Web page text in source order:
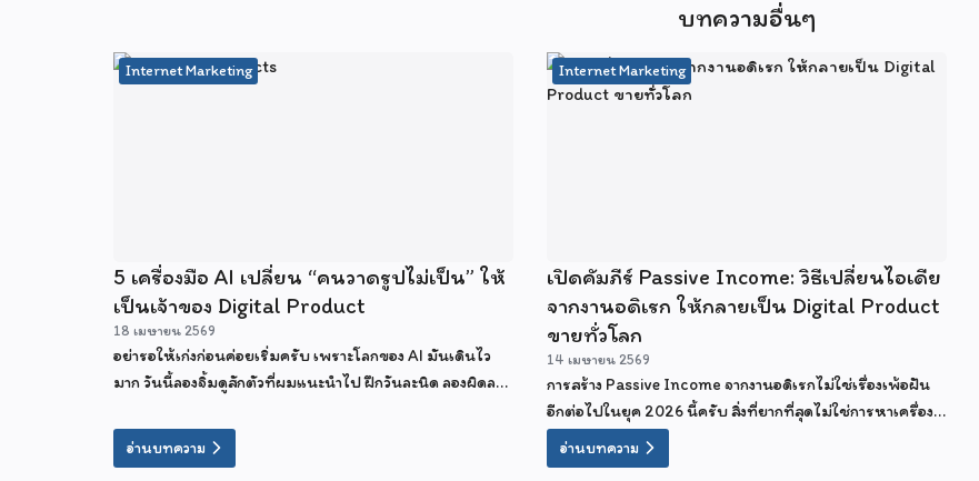
บทความอื่นๆ
Internet Marketing
5 เครื่องมือ AI เปลี่ยน “คนวาดรูปไม่เป็น” ให้
เป็นเจ้าของ Digital Product
18 เมษายน 2569
อย่ารอให้เก่งก่อนค่อยเริ่มครับ เพราะโลกของ AI มันเดินไว
มาก วันนี้ลองจิ้มดูสักตัวที่ผมแนะนำไป ฝึกวันละนิด ลองผิดลอง
Product ขายทั่วโลก มันไม่ได้ไกลเกินเอื้อมเลยจริงๆ
อ่านบทความ
Internet Marketing
เปิดคัมภีร์ Passive Income: วิธีเปลี่ยนไอเดีย
จากงานอดิเรก ให้กลายเป็น Digital Product
ขายทั่วโลก
14 เมษายน 2569
การสร้าง Passive Income จากงานอดิเรกไม่ใช่เรื่องเพ้อฝัน
อีกต่อไปในยุค 2026 นี้ครับ สิ่งที่ยากที่สุดไม่ใช่การหาเครื่อง
มือที่ยอดเยี่ยม แต่คือการ "เริ่มต้นลงมือทำอย่างจริงจัง" ในวัน
นี้
อ่านบทความ